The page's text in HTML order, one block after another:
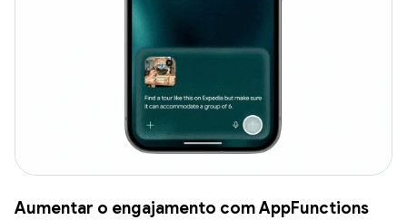
Aumentar o engajamento com AppFunctions